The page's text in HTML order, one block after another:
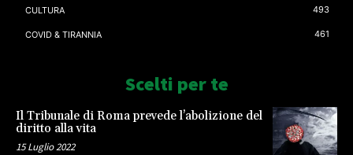
CULTURA 493
COVID & TIRANNIA 461
Scelti per te
Il Tribunale di Roma prevede l’abolizione del
diritto alla vita
15 Luglio 2022